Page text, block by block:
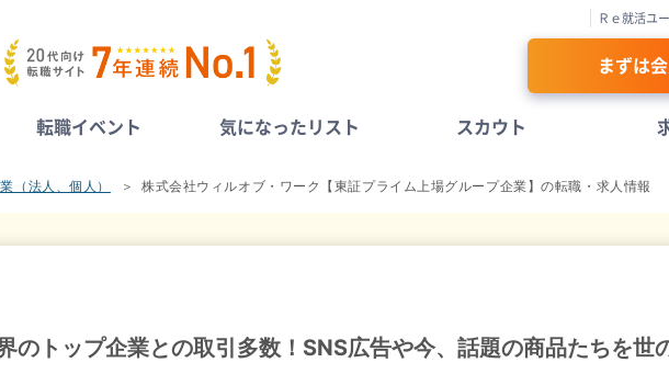
Ｒｅ就活ユ
まずは
転職イベント 気になったリスト スカウト
（法人、個人） 株式会社ウィルオブ・ワーク【東証プライム上場グループ企業】の転職・求人情報
のトップ企業との取引多数！SNS広告や今、話題の商品たちを